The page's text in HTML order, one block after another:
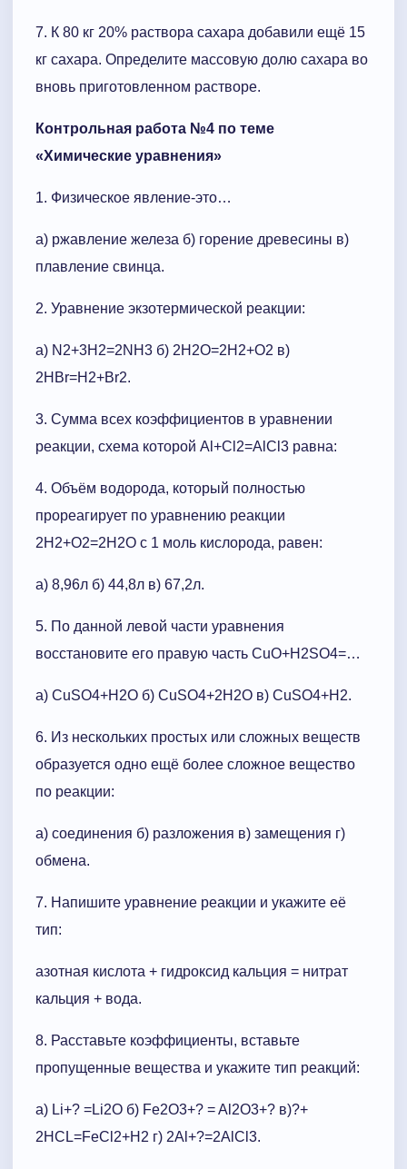
7. К 80 кг 20% раствора сахара добавили ещё 15
кг сахара. Определите массовую долю сахара во
вновь приготовленном растворе.
Контрольная работа №4 по теме
«Химические уравнения»
1. Физическое явление-это…
а) ржавление железа б) горение древесины в)
плавление свинца.
2. Уравнение экзотермической реакции:
а) N2+3H2=2NH3 б) 2H2O=2H2+O2 в)
2HBr=H2+Br2.
3. Сумма всех коэффициентов в уравнении
реакции, схема которой Al+Cl2=AlCl3 равна:
4. Объём водорода, который полностью
прореагирует по уравнению реакции
2H2+O2=2H2O с 1 моль кислорода, равен:
а) 8,96л б) 44,8л в) 67,2л.
5. По данной левой части уравнения
восстановите его правую часть CuO+H2SO4=…
а) CuSO4+H2O б) CuSO4+2H2O в) CuSO4+H2.
6. Из нескольких простых или сложных веществ
образуется одно ещё более сложное вещество
по реакции:
а) соединения б) разложения в) замещения г)
обмена.
7. Напишите уравнение реакции и укажите её
тип:
азотная кислота + гидроксид кальция = нитрат
кальция + вода.
8. Расставьте коэффициенты, вставьте
пропущенные вещества и укажите тип реакций:
а) Li+? =Li2O б) Fe2O3+? = Al2O3+? в)?+
2HCL=FeCl2+H2 г) 2Al+?=2AlCl3.